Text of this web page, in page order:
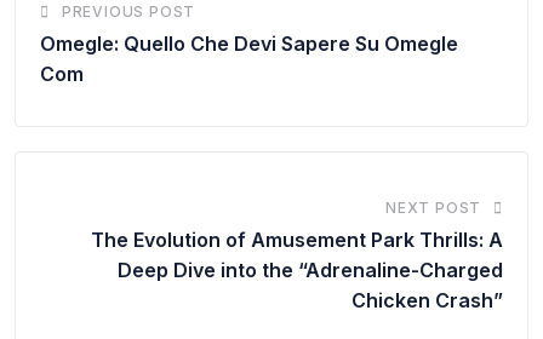
PREVIOUS POST
Omegle: Quello Che Devi Sapere Su Omegle
Com
NEXT POST
The Evolution of Amusement Park Thrills: A
Deep Dive into the “Adrenaline-Charged
Chicken Crash”